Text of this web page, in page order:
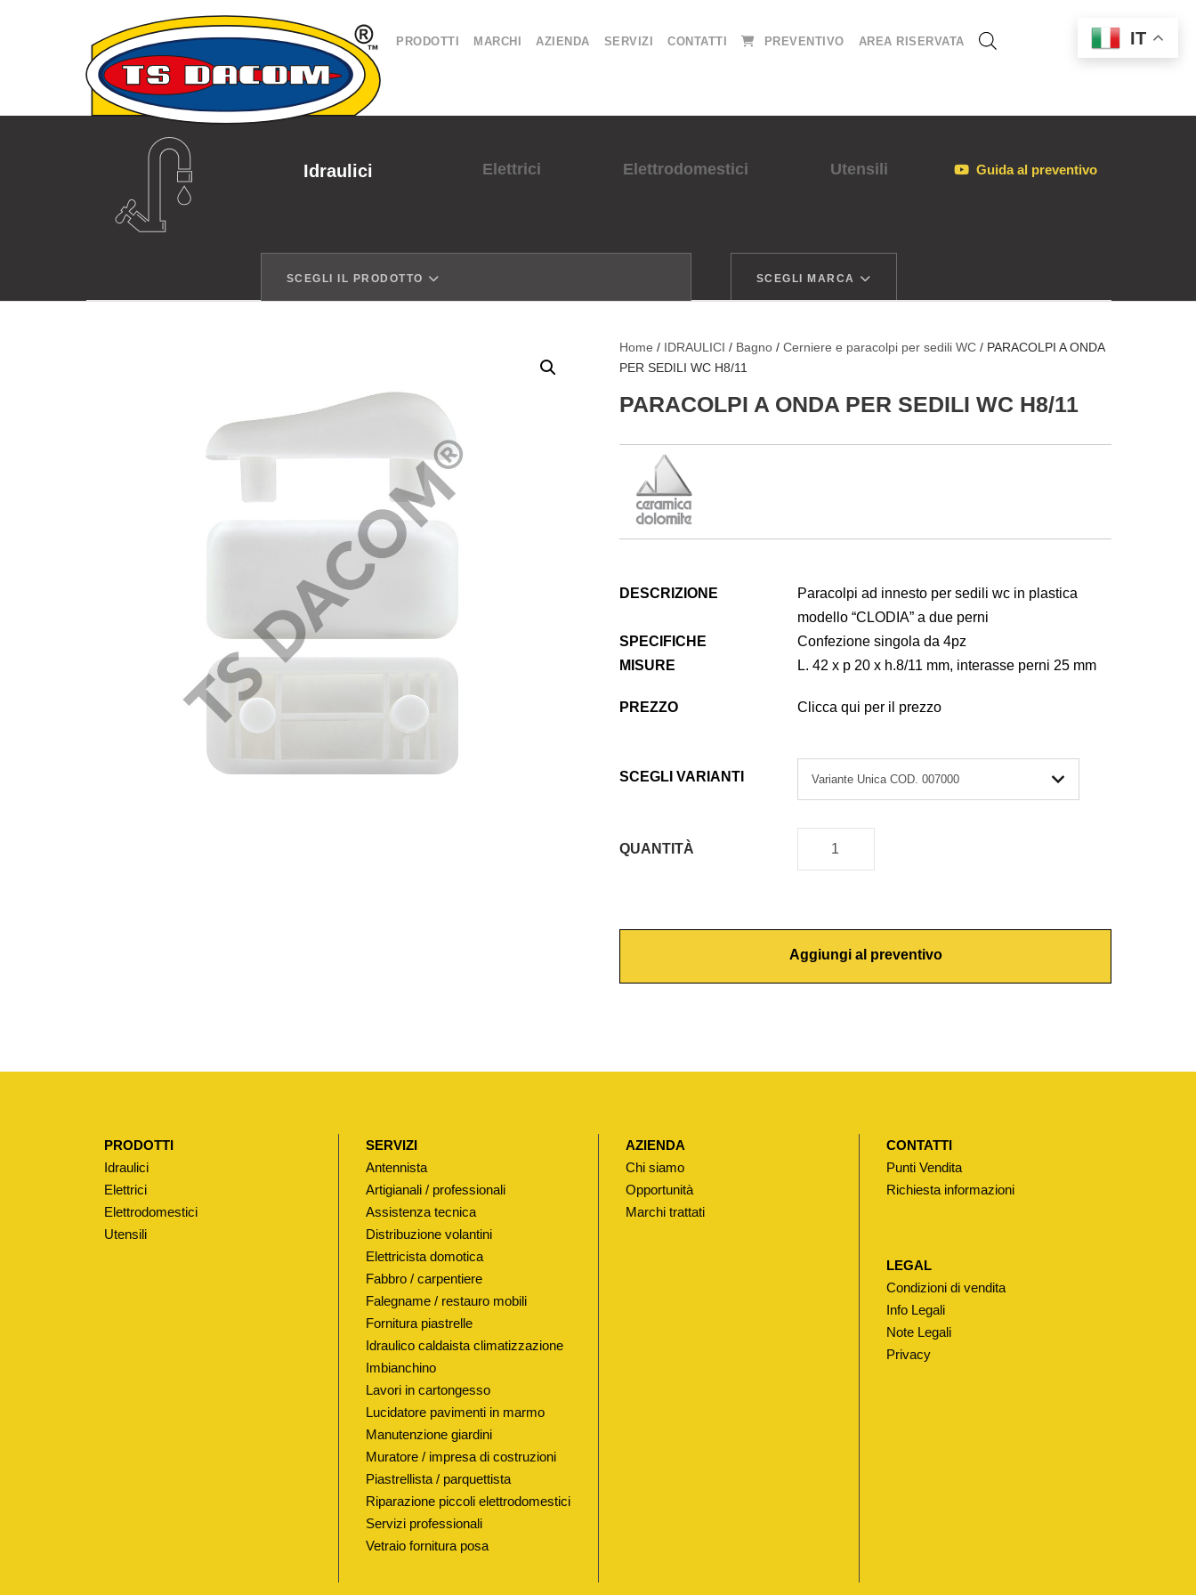
PRODOTTI MARCHI AZIENDA SERVIZI CONTATTI PREVENTIVO AREA RISERVATA
Idraulici Elettrici Elettrodomestici Utensili Guida al preventivo
SCEGLI IL PRODOTTO SCEGLI MARCA
Home / IDRAULICI / Bagno /Cerniere e paracolpi per sedili WC / PARACOLPI A ONDA
PER SEDILI WC H8/11
PARACOLPI A ONDA PER SEDILI WC H8/11
DESCRIZIONE
Paracolpi ad innesto per sedili wc in plastica
modello “CLODIA” a due perni
SPECIFICHE
Confezione singola da 4pz
MISURE
L. 42 x p 20 x h.8/11 mm, interasse perni 25 mm
PREZZO Clicca qui per il prezzo
SCEGLI VARIANTI
QUANTITÀ
P
A
O
A
D
A
P
E
Aggiungi al preventivo
PRODOTTI
Idraulici
Elettrici
Elettrodomestici
Utensili
SERVIZI
Antennista
Artigianali / professionali
Assistenza tecnica
Distribuzione volantini
Elettricista domotica
Fabbro / carpentiere
Falegname / restauro mobili
Fornitura piastrelle
Idraulico caldaista climatizzazione
Imbianchino
Lavori in cartongesso
Lucidatore pavimenti in marmo
Manutenzione giardini
Muratore / impresa di costruzioni
Piastrellista / parquettista
Riparazione piccoli elettrodomestici
Servizi professionali
Vetraio fornitura posa
AZIENDA
Chi siamo
Opportunità
Marchi trattati
CONTATTI
Punti Vendita
Richiesta informazioni
LEGAL
Condizioni di vendita
Info Legali
Note Legali
Privacy
IT